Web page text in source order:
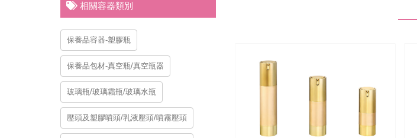
相關容器類別
保養品容器-塑膠瓶
保養品包材-真空瓶/真空瓶器
玻璃瓶/玻璃霜瓶/玻璃水瓶
壓頭及塑膠噴頭/乳液壓頭/噴霧壓頭